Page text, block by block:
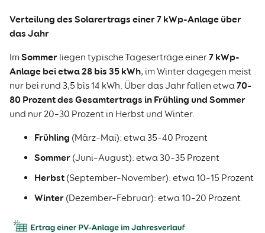
Verteilung des Solarertrags einer 7 kWp-Anlage über
das Jahr
Im Sommer liegen typische Tageserträge einer7 kWp-
Anlage bei etwa 28 bis 35 kWh, im Winter dagegen meist
nur bei rund 3,5 bis 14 kWh. Über das Jahr fallen etwa 70–
80 Prozent des Gesamtertrags in Frühling und Sommer
und nur 20–30 Prozent in Herbst und Winter.
Frühling (März–Mai): etwa 35–40 Prozent
Sommer (Juni–August): etwa 30–35 Prozent
Herbst(September–November): etwa 10–15 Prozent
Winter (Dezember–Februar): etwa 10–20 Prozent